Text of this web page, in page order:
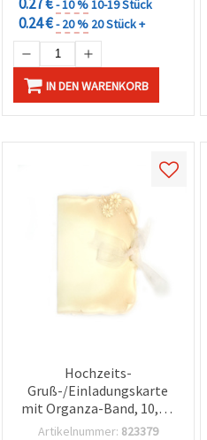
- 10 %10-19 Stück
0.24 €- 20 % 20 Stück +
IN DEN WARENKORB
Hochzeits-
Gruß-/Einladungskarte
mit Organza-Band, 10,5 x
15,5 cm
Artikelnummer: 823379